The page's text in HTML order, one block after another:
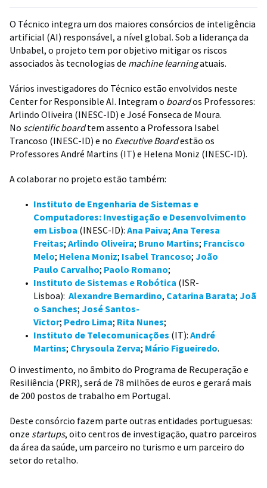
O Técnico integra um dos maiores consórcios de inteligência
artificial (AI) responsável, a nível global. Sob a liderança da
Unbabel, o projeto tem por objetivo mitigar os riscos
associados às tecnologias de machine learningatuais.
Vários investigadores do Técnico estão envolvidos neste
Center for Responsible AI. Integram o boardos Professores:
Arlindo Oliveira (INESC-ID) e José Fonseca de Moura.
No scientific boardtem assento a Professora Isabel
Trancoso (INESC-ID) e no Executive Boardestão os
Professores André Martins (IT) e Helena Moniz (INESC-ID).
A colaborar no projeto estão também:
Instituto de Engenharia de Sistemas e
Computadores: Investigação e Desenvolvimento
em Lisboa (INESC-ID): Ana Paiva; Ana Teresa
Freitas; Arlindo Oliveira; Bruno Martins; Francisco
Melo; Helena Moniz; Isabel Trancoso; João
Paulo Carvalho; Paolo Romano;
Instituto de Sistemas e Robótica (ISR-
Lisboa): Alexandre Bernardino, Catarina Barata; Joã
o Sanches; José Santos-
Victor; Pedro Lima; Rita Nunes;
Instituto de Telecomunicações (IT): André
Martins; Chrysoula Zerva; Mário Figueiredo.
O investimento, no âmbito do Programa de Recuperação e
Resiliência (PRR), será de 78 milhões de euros e gerará mais
de 200 postos de trabalho em Portugal.
Deste consórcio fazem parte outras entidades portuguesas:
onze startups, oito centros de investigação, quatro parceiros
da área da saúde, um parceiro no turismo e um parceiro do
setor do retalho.